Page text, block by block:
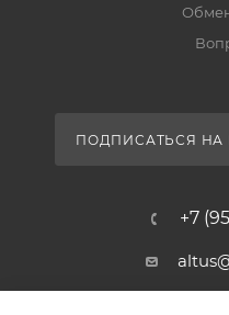
ПОДПИСАТЬСЯ НА
+7